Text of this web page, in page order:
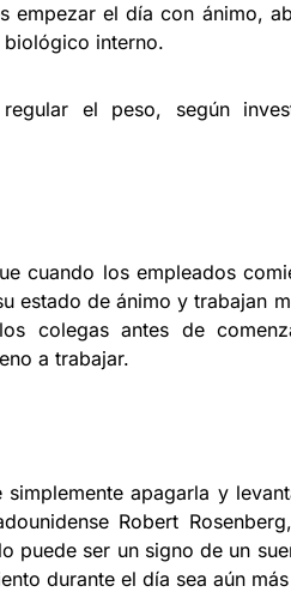
empezar el día con ánimo,
biológico interno.
el peso, según
cuando los empleados
estado de ánimo y trabajan
colegas antes de
a trabajar.
apagarla y
Robert
puede ser un signo de un
durante el día sea aún